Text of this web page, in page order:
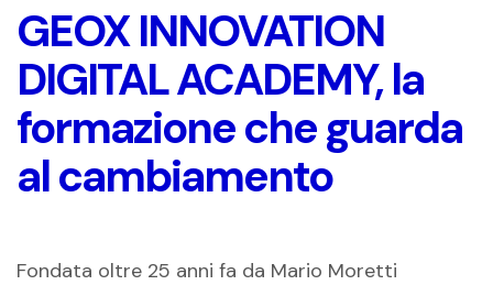
GEOX INNOVATION
DIGITAL ACADEMY, la
formazione che guarda
al cambiamento
Fondata oltre 25 anni fa da Mario Moretti